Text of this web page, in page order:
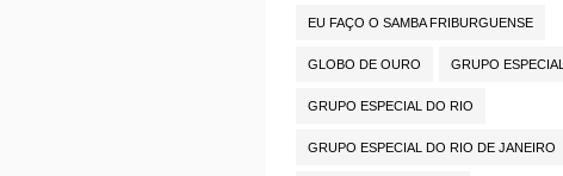
EU FAÇO O SAMBA FRIBURGUENSE
GLOBO DE OURO GRUPO ESPECIAL
GRUPO ESPECIAL DO RIO
GRUPO ESPECIAL DO RIO DE JANEIRO